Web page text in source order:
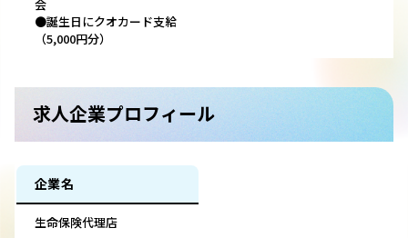
会
●誕生日にクオカード支給
（5,000円分）
求人企業プロフィール
企業名
生命保険代理店